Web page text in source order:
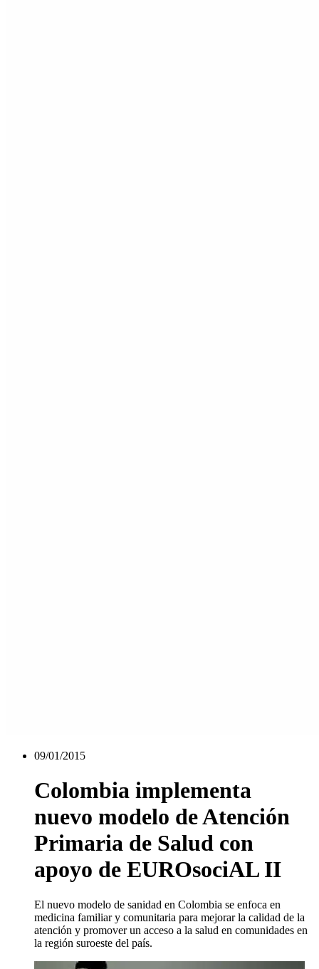
09/01/2015
Colombia implementa
nuevo modelo de Atención
Primaria de Salud con
apoyo de EUROsociAL II
El nuevo modelo de sanidad en Colombia se enfoca en
medicina familiar y comunitaria para mejorar la calidad de la
atención y promover un acceso a la salud en comunidades en
la región suroeste del país.